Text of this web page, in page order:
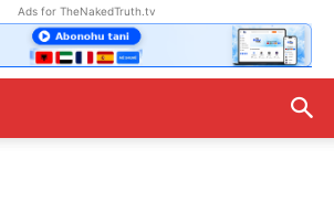
Ads for TheNakedTruth.tv